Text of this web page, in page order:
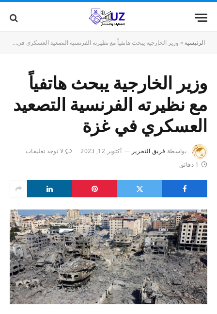
الرئيسية » وزير الخارجية يبحث هاتفياً مع نظيرته الفرنسية التصعيد العسكري في غزة
وزير الخارجية يبحث هاتفياً
مع نظيرته الفرنسية التصعيد
العسكري في غزة
بواسطة فريق التحرير أكتوبر 12, 2023
لا توجد تعليقات
1 دقائق